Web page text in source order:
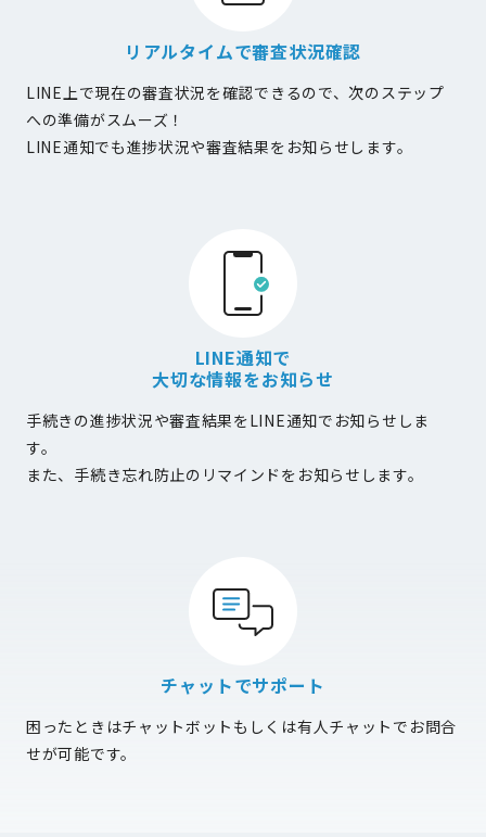
リアルタイムで審査状況確認
LINE上で現在の審査状況を確認できるので、次のステップ
への準備がスムーズ！
LINE通知でも進捗状況や審査結果をお知らせします。
LINE通知で
大切な情報をお知らせ
手続きの進捗状況や審査結果をLINE通知でお知らせしま
す。
また、手続き忘れ防止のリマインドをお知らせします。
チャットでサポート
困ったときはチャットボットもしくは有人チャットでお問合
せが可能です。